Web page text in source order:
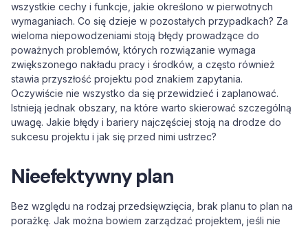
wszystkie cechy i funkcje, jakie określono w pierwotnych
wymaganiach. Co się dzieje w pozostałych przypadkach? Za
wieloma niepowodzeniami stoją błędy prowadzące do
poważnych problemów, których rozwiązanie wymaga
zwiększonego nakładu pracy i środków, a często również
stawia przyszłość projektu pod znakiem zapytania.
Oczywiście nie wszystko da się przewidzieć i zaplanować.
Istnieją jednak obszary, na które warto skierować szczególną
uwagę. Jakie błędy i bariery najczęściej stoją na drodze do
sukcesu projektu i jak się przed nimi ustrzec?
Nieefektywny plan
Bez względu na rodzaj przedsięwzięcia, brak planu to plan na
porażkę. Jak można bowiem zarządzać projektem, jeśli nie